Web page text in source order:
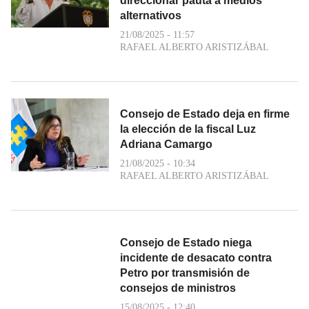
alternativos
21/08/2025 - 11:57
RAFAEL ALBERTO ARISTIZÁBAL
Consejo de Estado deja en firme
la elección de la fiscal Luz
Adriana Camargo
21/08/2025 - 10:34
RAFAEL ALBERTO ARISTIZÁBAL
Consejo de Estado niega
incidente de desacato contra
Petro por transmisión de
consejos de ministros
15/08/2025 - 12:40